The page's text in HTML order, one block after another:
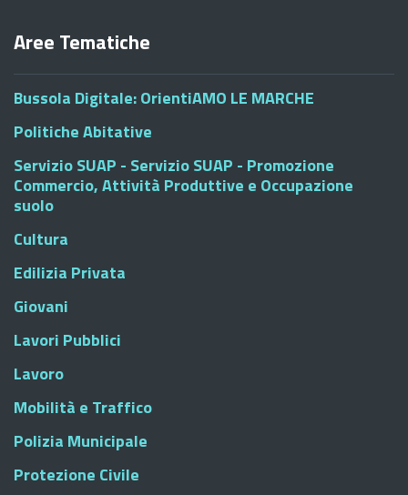
Aree Tematiche
Bussola Digitale: OrientiAMO LE MARCHE
Politiche Abitative
Servizio SUAP - Servizio SUAP - Promozione
Commercio, Attività Produttive e Occupazione
suolo
Cultura
Edilizia Privata
Giovani
Lavori Pubblici
Lavoro
Mobilità e Traffico
Polizia Municipale
Protezione Civile